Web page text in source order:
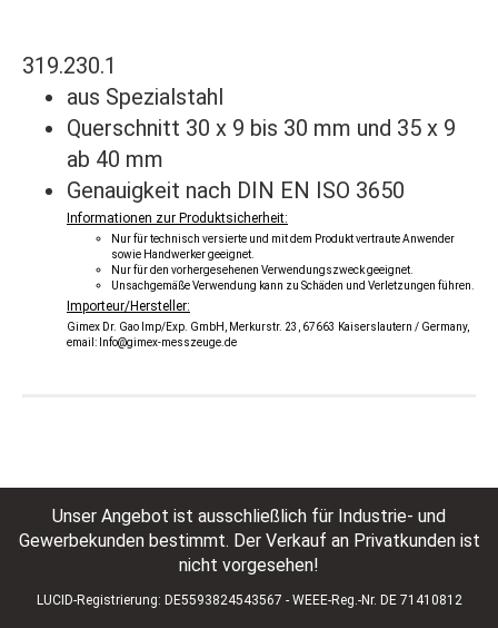
319.230.1
aus Spezialstahl
Querschnitt 30 x 9 bis 30 mm und 35 x 9
ab 40 mm
Genauigkeit nach DIN EN ISO 3650
Informationen zur Produktsicherheit:
Nur für technisch versierte und mit dem Produkt vertraute Anwender
sowie Handwerker geeignet.
Nur für den vorhergesehenen Verwendungszweck geeignet.
Unsachgemäße Verwendung kann zu Schäden und Verletzungen führen.
Importeur/Hersteller:
Gimex Dr. Gao Imp/Exp. GmbH, Merkurstr. 23, 67663 Kaiserslautern / Germany,
email: Info@gimex-messzeuge.de
Unser Angebot ist ausschließlich für Industrie- und
Gewerbekunden bestimmt. Der Verkauf an Privatkunden ist
nicht vorgesehen!
LUCID-Registrierung: DE5593824543567 - WEEE-Reg.-Nr. DE 71410812